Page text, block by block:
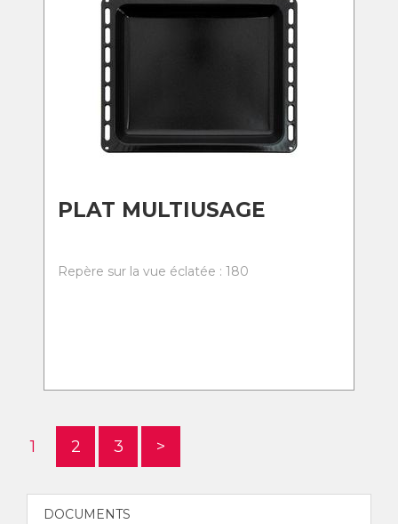
PLAT MULTIUSAGE
Repère sur la vue éclatée : 180
1 2 3 >
DOCUMENTS